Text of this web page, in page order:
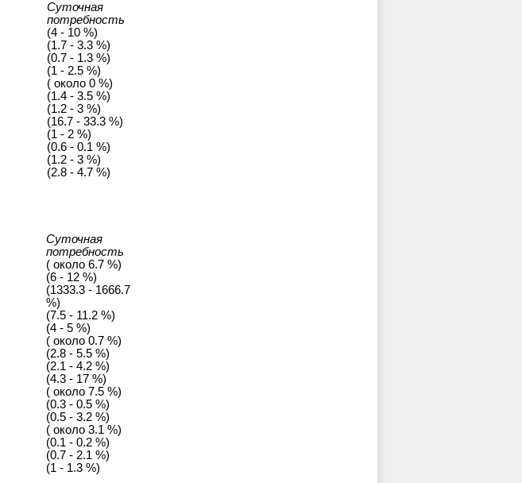
Суточная
потребность
(4 - 10 %)
(1.7 - 3.3 %)
(0.7 - 1.3 %)
(1 - 2.5 %)
( около 0 %)
(1.4 - 3.5 %)
(1.2 - 3 %)
(16.7 - 33.3 %)
(1 - 2 %)
(0.6 - 0.1 %)
(1.2 - 3 %)
(2.8 - 4.7 %)
Суточная
потребность
( около 6.7 %)
(6 - 12 %)
(1333.3 - 1666.7
%)
(7.5 - 11.2 %)
(4 - 5 %)
( около 0.7 %)
(2.8 - 5.5 %)
(2.1 - 4.2 %)
(4.3 - 17 %)
( около 7.5 %)
(0.3 - 0.5 %)
(0.5 - 3.2 %)
( около 3.1 %)
(0.1 - 0.2 %)
(0.7 - 2.1 %)
(1 - 1.3 %)